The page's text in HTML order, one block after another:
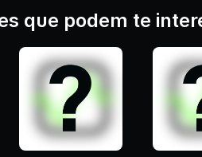
que podem te